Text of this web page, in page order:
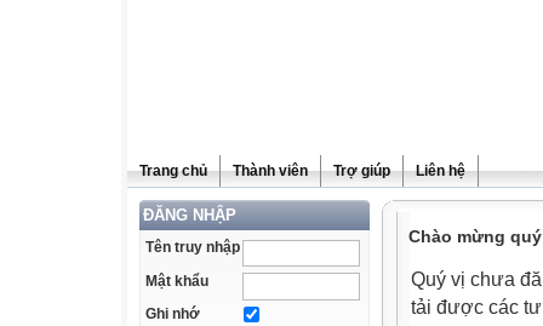
Trang chủ Thành viên Trợ giúp Liên hệ
ĐĂNG NHẬP
Tên truy nhập
Mật khẩu
Ghi nhớ
Chào mừng
Quý vị chưa
tải được các